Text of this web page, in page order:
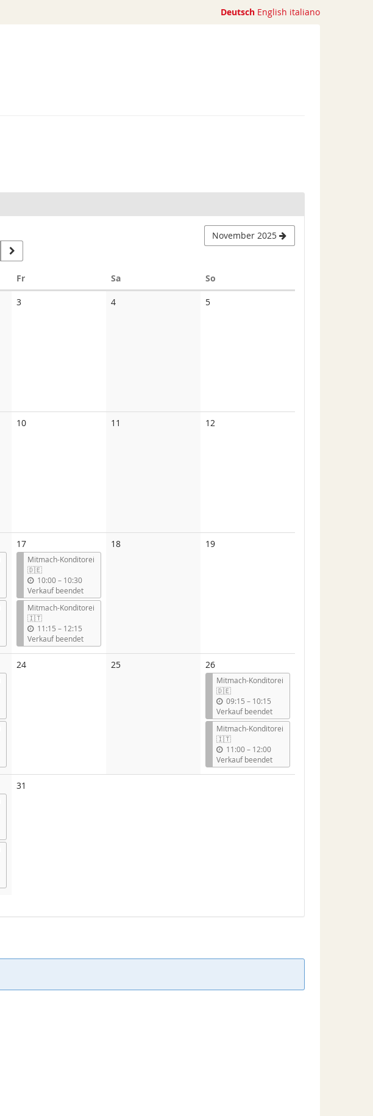
Deutsch English italiano
November 2025
FrFreitag SaSamstag So
3Keine
4Keine
5Keine
10Keine
11 12
17
Mitmach-Konditorei
🇩🇪
10:00–b
i
s
10:30
Verkauf beendet
Mitmach-Konditorei
🇮🇹
11:15 –b
i
s
12:15
Verkauf beendet
18Keine
19Keine
24Keine
25Keine
26
Mitmach-Konditorei
🇩🇪
09:15 –b
i
s
10:15
Verkauf beendet
Mitmach-Konditorei
🇮🇹
11:00–b
i
s
12:00
Verkauf beendet
31